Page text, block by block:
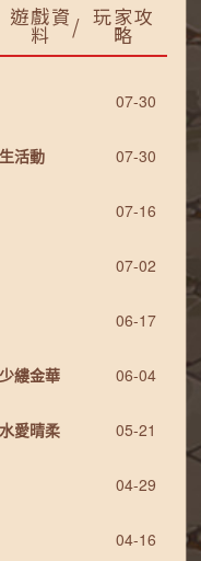
遊戲資
料
玩家攻
略
07-30
活動 07-30
07-16
07-02
06-17
縷金華 06-04
愛晴柔 05-21
04-29
04-16